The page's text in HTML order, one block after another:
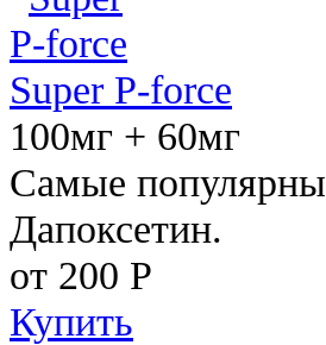
Super P-force
100мг + 60мг
Самые
Дапоксетин.
от 200 Р
Купить